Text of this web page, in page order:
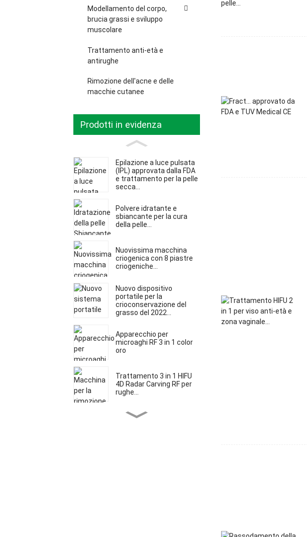
Modellamento del corpo,
brucia grassi e sviluppo
muscolare
Trattamento anti-età e
antirughe
Rimozione dell'acne e delle
macchie cutanee
Prodotti in evidenza
Epilazione a luce pulsata
(IPL) approvata dalla FDA
e trattamento per la pelle
secca...
Polvere idratante e
sbiancante per la cura
della pelle...
Nuovissima macchina
criogenica con 8 piastre
criogeniche...
Nuovo dispositivo
portatile per la
crioconservazione del
grasso del 2022...
Apparecchio per
microaghi RF 3 in 1 color
oro
Trattamento 3 in 1 HIFU
4D Radar Carving RF per
rughe...